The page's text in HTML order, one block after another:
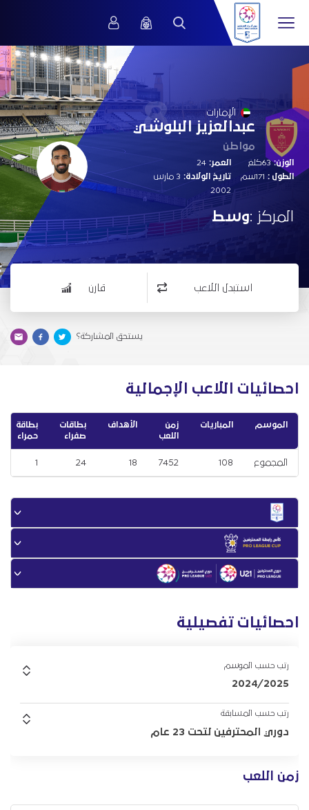
8 الإمارات
عبدالعزيز البلوشي
مواطن
الوزن:63كلغ
الطول :
العمر:
تاريخ الولادة:
3 مارس
2002
المركز :وسط
استبدل اللاعب قارن
يستحق المشاركة؟
زمن اللعب
احصائيات اللاعب الإجمالية
الموسم المباريات
زمن
اللعب
الأهداف
بطاقات
صفراء
بطاقة
حمراء
المجموع 108
7452
18
24
1
احصائيات تفصيلية
رتب حسب الموسم
2024/2025
رتب حسب المسابقة
دوري المحترفين لتحت 23 عام